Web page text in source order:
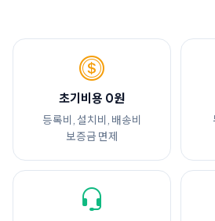
초기비용 0원
등록비, 설치비, 배송비
보증금 면제